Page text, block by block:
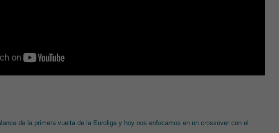
de la primera vuelta de la Euroliga y hoy nos enfocamos en un crossover con el